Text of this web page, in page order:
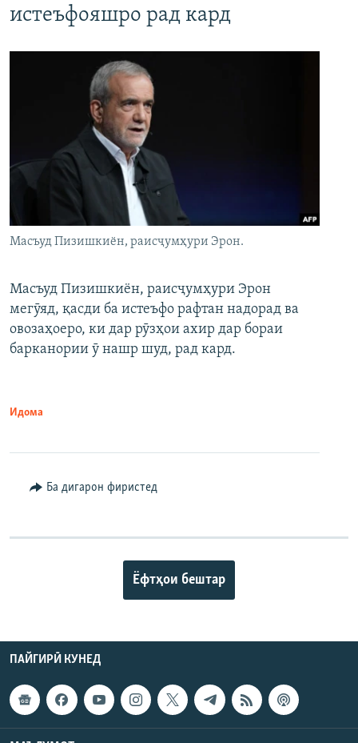
истеъфояшро рад кард
Масъуд Пизишкиён, раисҷумҳури Эрон.
Масъуд Пизишкиён, раисҷумҳури Эрон
мегӯяд, қасди ба истеъфо рафтан надорад ва
овозаҳоеро, ки дар рӯзҳои ахир дар бораи
барканории ӯ нашр шуд, рад кард.
Идома
Ба дигарон фиристед
Ёфтҳои бештар
ПАЙГИРӢ КУНЕД